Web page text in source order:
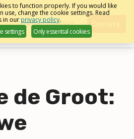
Menu
English
contact
de Groot:
to function properly. If you would like
use, change the cookie settings. Read
in ourprivacy policy.
settings Only essential cookies